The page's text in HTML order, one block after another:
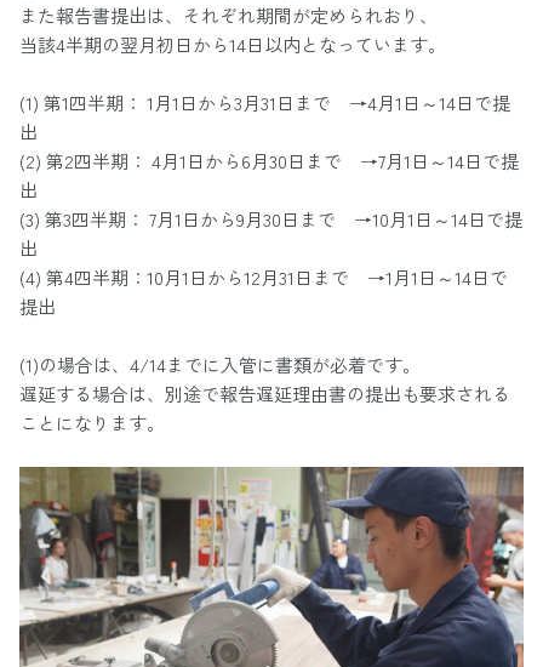
また報告書提出は、それぞれ期間が定められおり、
当該4半期の翌月初日から14日以内となっています。
(1) 第1四半期： 1月1日から3月31日まで →4月1日～14日で提
出
(2) 第2四半期： 4月1日から6月30日まで →7月1日～14日で提
出
(3) 第3四半期： 7月1日から9月30日まで →10月1日～14日で提
出
(4) 第4四半期：10月1日から12月31日まで →1月1日～14日で
提出
(1)の場合は、4/14までに入管に書類が必着です。
遅延する場合は、別途で報告遅延理由書の提出も要求される
ことになります。